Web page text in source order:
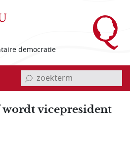
democratie
invoerveld zoekterm
vicepresident